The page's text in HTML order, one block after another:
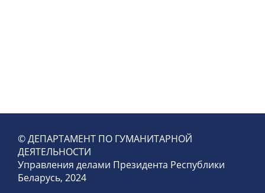
© ДЕПАРТАМЕНТ ПО ГУМАНИТАРНОЙ
ДЕЯТЕЛЬНОСТИ
Управления делами Президента Республики
Беларусь, 2024